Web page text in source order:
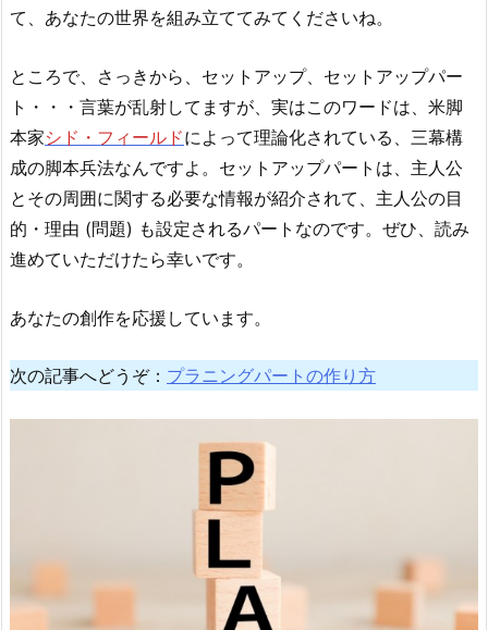
て、あなたの世界を組み立ててみてくださいね。
ところで、さっきから、セットアップ、セットアップパー
ト・・・言葉が乱射してますが、実はこのワードは、米脚
本家シド・フィールドによって理論化されている、三幕構
成の脚本兵法なんですよ。セットアップパートは、主人公
とその周囲に関する必要な情報が紹介されて、主人公の目
的・理由 (問題) も設定されるパートなのです。ぜひ、読み
進めていただけたら幸いです。
あなたの創作を応援しています。
次の記事へどうぞ： プラニングパートの作り方